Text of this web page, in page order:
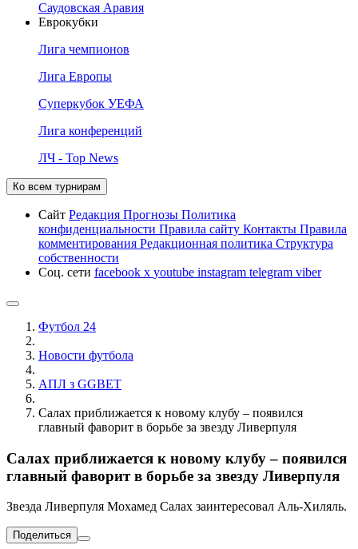
Саудовская Аравия
Еврокубки
Лига чемпионов
Лига Европы
Суперкубок УЕФА
Лига конференций
ЛЧ - Top News
Ко всем турнирам
Сайт Редакция Прогнозы Политика
конфиденциальности Правила сайту Контакты Правила
комментирования Редакционная политика Структура
собственности
Соц. сети facebook x youtube instagram telegram viber
Футбол 24
Новости футбола
АПЛ з GGBET
Салах приближается к новому клубу – появился
главный фаворит в борьбе за звезду Ливерпуля
Салах приближается к новому клубу – появился
главный фаворит в борьбе за звезду Ливерпуля
Звезда Ливерпуля Мохамед Салах заинтересовал Аль-Хиляль.
Поделиться